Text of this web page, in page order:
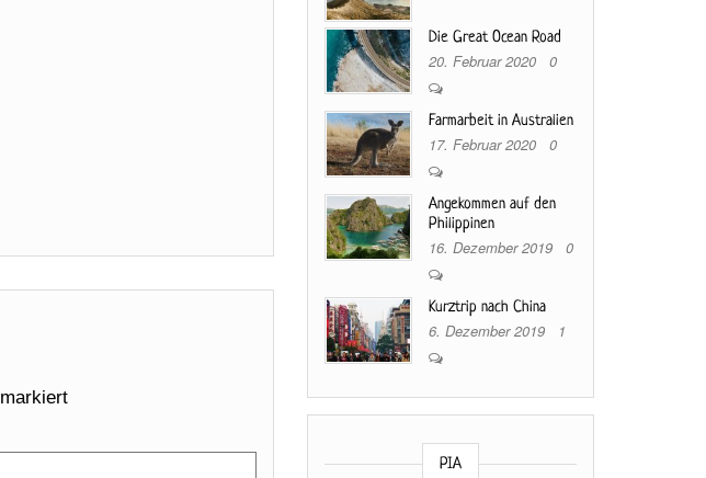
markiert
Die Great Ocean Road
20. Februar 2020 0
Farmarbeit in Australien
17. Februar 2020 0
Angekommen auf den
Philippinen
16. Dezember 2019 0
Kurztrip nach China
6. Dezember 2019 1
PIA